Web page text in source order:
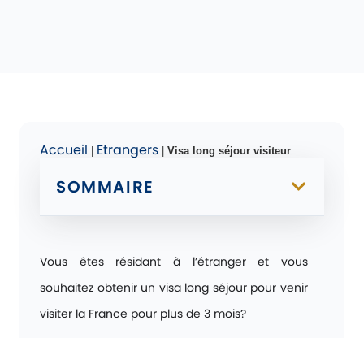
Accueil Etrangers Visa long séjour visiteur
SOMMAIRE
Vous êtes résidant à l’étranger et vous
souhaitez obtenir un visa long séjour pour venir
visiter la France pour plus de 3 mois?